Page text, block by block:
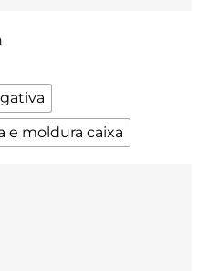
e moldura caixa